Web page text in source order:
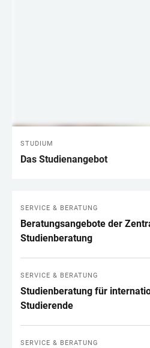
STUDIUM
Das Studienangebot
SERVICE & BERATUNG
Beratungsangebote der
Studienberatung
SERVICE & BERATUNG
Studienberatung für
Studierende
SERVICE & BERATUNG